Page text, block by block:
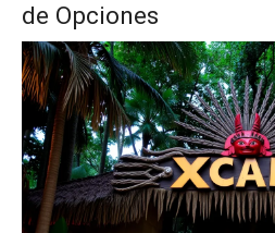
de Opciones